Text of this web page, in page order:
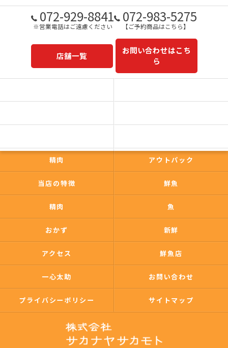
072-929-8841
※営業電話はご遠慮ください
072-983-5275
【ご予約商品はこちら】
店舗一覧
お問い合わせはこち
ら
精肉 アウトパック
当店の特徴 鮮魚
精肉 魚
おかず 新鮮
アクセス 鮮魚店
一心太助 お問い合わせ
プライバシーポリシー サイトマップ